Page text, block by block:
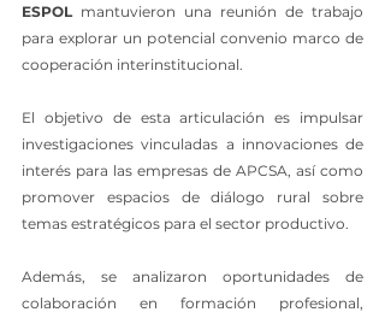
ESPOL mantuvieron una reunión de trabajo
para explorar un potencial convenio marco de
cooperación interinstitucional.
El objetivo de esta articulación es impulsar
investigaciones vinculadas a innovaciones de
interés para las empresas de APCSA, así como
promover espacios de diálogo rural sobre
temas estratégicos para el sector productivo.
Además, se analizaron oportunidades de
colaboración en formación profesional,